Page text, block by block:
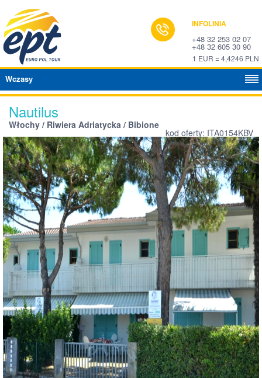
INFOLINIA
+48 32 253 02 07
+48 32 605 30 90
1 EUR = 4,4246 PLN
Wczasy
Nautilus
Włochy / Riwiera Adriatycka / Bibione
kod oferty: ITA0154KBV